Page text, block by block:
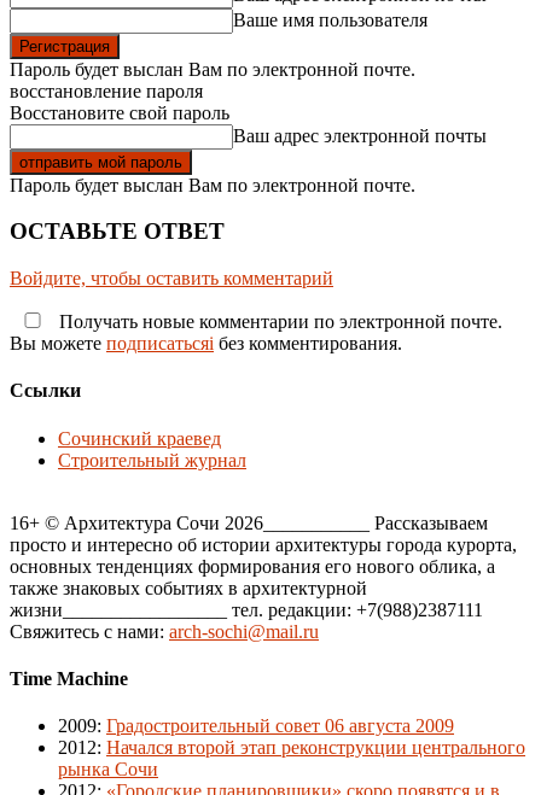
Ваше имя пользователя
Пароль будет выслан Вам по электронной почте.
восстановление пароля
Восстановите свой пароль
Ваш адрес электронной почты
Пароль будет выслан Вам по электронной почте.
ОСТАВЬТЕ ОТВЕТ
Войдите, чтобы оставить комментарий
Получать новые комментарии по электронной почте.
Вы можете подписатьсяi без комментирования.
Ссылки
Сочинский краевед
Строительный журнал
16+ © Архитектура Сочи 2026___________ Рассказываем
просто и интересно об истории архитектуры города курорта,
основных тенденциях формирования его нового облика, а
также знаковых событиях в архитектурной
жизни_________________ тел. редакции: +7(988)2387111
Свяжитесь с нами: arch-sochi@mail.ru
Time Machine
2009: Градостроительный совет 06 августа 2009
2012: Начался второй этап реконструкции центрального
рынка Сочи